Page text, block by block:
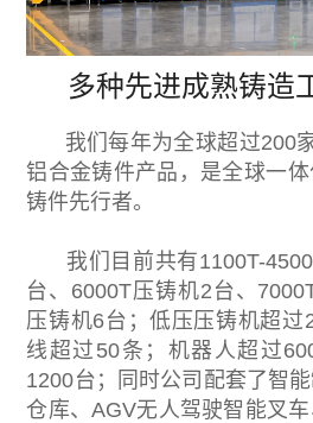
多种先进成熟铸造
我们每年为全球超过200
铝合金铸件产品，是全球一
铸件先行者。
我们目前共有1100T-
台、6000T压铸机2台、
压铸机6台；低压压铸机超过
线超过50条；机器人超过
1200台；同时公司配套了智
仓库、AGV无人驾驶智能叉